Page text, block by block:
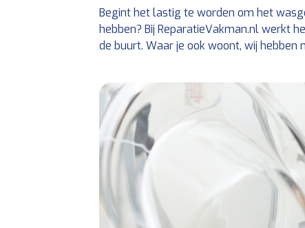
Begint het lastig te worden om het
hebben? Bij ReparatieVakman.nl werkt
de buurt. Waar je ook woont, wij